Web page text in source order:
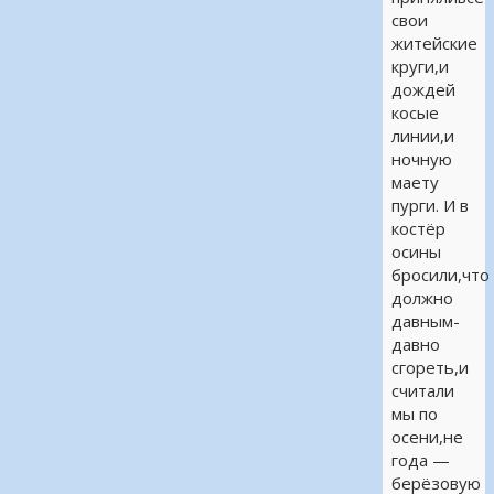
свои
житейские
круги,и
дождей
косые
линии,и
ночную
маету
пурги. И в
костёр
осины
бросили,что
должно
давным-
давно
сгореть,и
считали
мы по
осени,не
года —
берёзовую